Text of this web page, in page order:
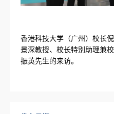
香港科技大学（广州）校长
景深教授、校长特别助理兼
振英先生的来访。